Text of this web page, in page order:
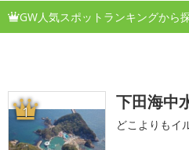
GW人気スポットランキングから
1 下田海中
どこよりもイ